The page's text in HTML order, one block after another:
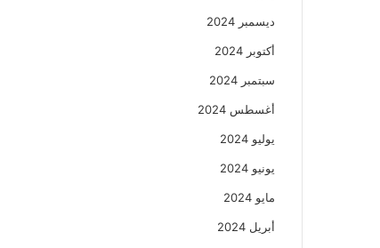
ديسمبر 2024
أكتوبر 2024
سبتمبر 2024
أغسطس 2024
يوليو 2024
يونيو 2024
مايو 2024
أبريل 2024